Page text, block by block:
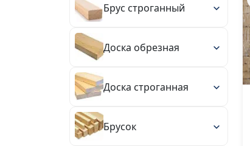
Брус строганный
Доска обрезная
Доска строганная
Брусок